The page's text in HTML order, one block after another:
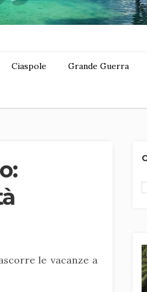
Ciaspole Grande Guerra
le vacanze a